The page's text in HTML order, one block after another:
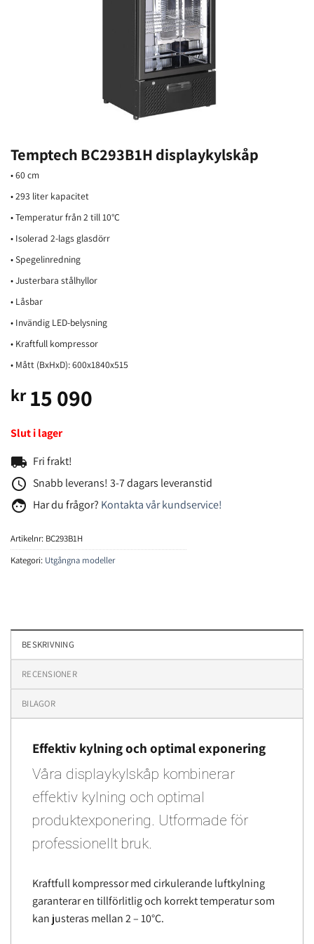
Temptech BC293B1H displaykylskåp
• 60 cm
• 293 liter kapacitet
• Temperatur från 2 till 10°C
• Isolerad 2-lags glasdörr
• Spegelinredning
• Justerbara stålhyllor
• Låsbar
• Invändig LED-belysning
• Kraftfull kompressor
• Mått (BxHxD): 600x1840x515
kr15 090
Slut i lager
local_shipping Fri frakt!
access_time Snabb leverans! 3-7 dagars leveranstid
face Har du frågor? Kontakta vår kundservice!
Artikelnr: BC293B1H
Kategori: Utgångna modeller
BESKRIVNING
RECENSIONER
BILAGOR
Effektiv kylning och optimal exponering
Våra displaykylskåp kombinerar
effektiv kylning och optimal
produktexponering. Utformade för
professionellt bruk.
Kraftfull kompressor med cirkulerande luftkylning
garanterar en tillförlitlig och korrekt temperatur som
kan justeras mellan 2 – 10°C.